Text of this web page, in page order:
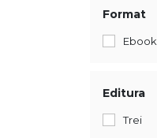
Format
Ebook
Editura
Trei